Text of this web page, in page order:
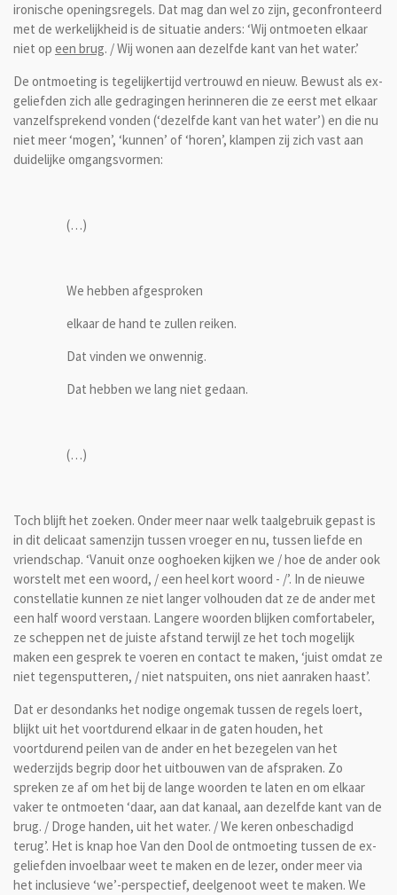
ironische openingsregels. Dat mag dan wel zo zijn, geconfronteerd
met de werkelijkheid is de situatie anders: ‘Wij ontmoeten elkaar
niet op een brug. / Wij wonen aan dezelfde kant van het water.’
De ontmoeting is tegelijkertijd vertrouwd en nieuw. Bewust als ex-
geliefden zich alle gedragingen herinneren die ze eerst met elkaar
vanzelfsprekend vonden (‘dezelfde kant van het water’) en die nu
niet meer ‘mogen’, ‘kunnen’ of ‘horen’, klampen zij zich vast aan
duidelijke omgangsvormen:
(…)
We hebben afgesproken
elkaar de hand te zullen reiken.
Dat vinden we onwennig.
Dat hebben we lang niet gedaan.
(…)
Toch blijft het zoeken. Onder meer naar welk taalgebruik gepast is
in dit delicaat samenzijn tussen vroeger en nu, tussen liefde en
vriendschap. ‘Vanuit onze ooghoeken kijken we / hoe de ander ook
worstelt met een woord, / een heel kort woord - /’. In de nieuwe
constellatie kunnen ze niet langer volhouden dat ze de ander met
een half woord verstaan. Langere woorden blijken comfortabeler,
ze scheppen net de juiste afstand terwijl ze het toch mogelijk
maken een gesprek te voeren en contact te maken, ‘juist omdat ze
niet tegensputteren, / niet natspuiten, ons niet aanraken haast’.
Dat er desondanks het nodige ongemak tussen de regels loert,
blijkt uit het voortdurend elkaar in de gaten houden, het
voortdurend peilen van de ander en het bezegelen van het
wederzijds begrip door het uitbouwen van de afspraken. Zo
spreken ze af om het bij de lange woorden te laten en om elkaar
vaker te ontmoeten ‘daar, aan dat kanaal, aan dezelfde kant van de
brug. / Droge handen, uit het water. / We keren onbeschadigd
terug’. Het is knap hoe Van den Dool de ontmoeting tussen de ex-
geliefden invoelbaar weet te maken en de lezer, onder meer via
het inclusieve ‘we’-perspectief, deelgenoot weet te maken. We